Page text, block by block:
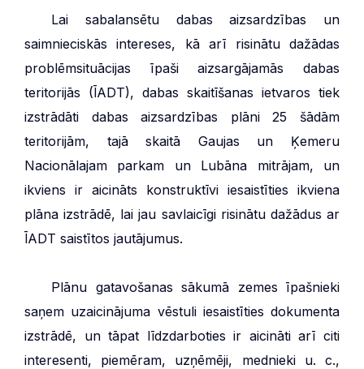
Lai sabalansētu dabas aizsardzības un
saimnieciskās intereses, kā arī risinātu dažādas
problēmsituācijas īpaši aizsargājamās dabas
teritorijās (ĪADT), dabas skaitīšanas ietvaros tiek
izstrādāti dabas aizsardzības plāni 25 šādām
teritorijām, tajā skaitā Gaujas un Ķemeru
Nacionālajam parkam un Lubāna mitrājam, un
ikviens ir aicināts konstruktīvi iesaistīties ikviena
plāna izstrādē, lai jau savlaicīgi risinātu dažādus ar
ĪADT saistītos jautājumus.
Plānu gatavošanas sākumā zemes īpašnieki
saņem uzaicinājuma vēstuli iesaistīties dokumenta
izstrādē, un tāpat līdzdarboties ir aicināti arī citi
interesenti, piemēram, uzņēmēji, mednieki u. c.,